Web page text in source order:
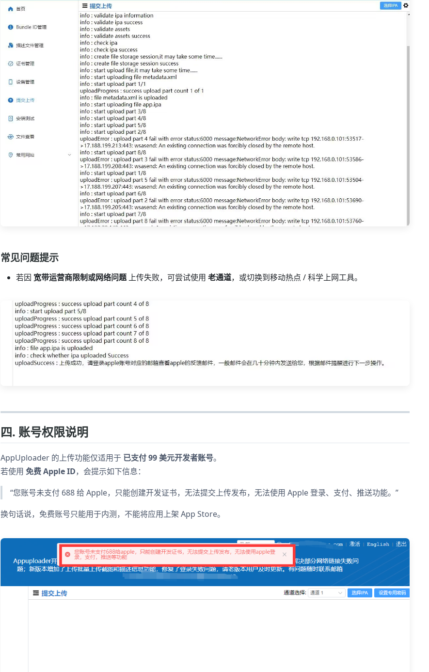
常见问题提示
若因 宽带运营商限制或网络问题上传失败，可尝试使用 老通道，或切换到移动热点 / 科学上网工具。
四. 账号权限说明
AppUploader 的上传功能仅适用于 已支付 99 美元开发者账号。
若使用 免费 Apple ID，会提示如下信息：
“您账号未支付 688 给 Apple，只能创建开发证书，无法提交上传发布，无法使用 Apple 登录、支付、推送功能。”
换句话说，免费账号只能用于内测，不能将应用上架 App Store。